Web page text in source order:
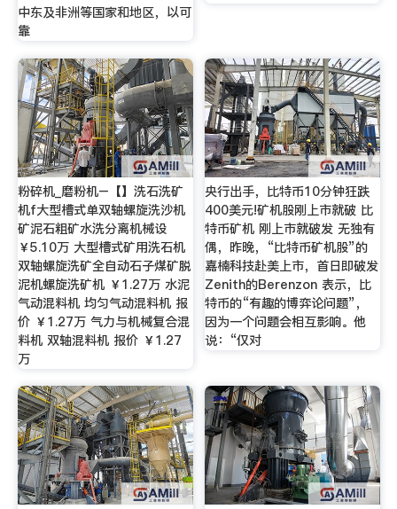
中东及非洲等国家和地区，以可
靠
粉碎机_磨粉机–【】洗石洗矿
机f大型槽式单双轴螺旋洗沙机
矿泥石粗矿水洗分离机械设
￥5.10万 大型槽式矿用洗石机
双轴螺旋洗矿全自动石子煤矿脱
泥机螺旋洗矿机 ￥1.27万 水泥
气动混料机 均匀气动混料机 报
价 ￥1.27万 气力与机械复合混
料机 双轴混料机 报价 ￥1.27
万
央行出手，比特币10分钟狂跌
400美元!矿机股刚上市就破 比
特币矿机 刚上市就破发 无独有
偶，昨晚，“比特币矿机股”的
嘉楠科技赴美上市，首日即破发
Zenith的Berenzon 表示，比
特币的“有趣的博弈论问题”，
因为一个问题会相互影响。他
说：“仅对